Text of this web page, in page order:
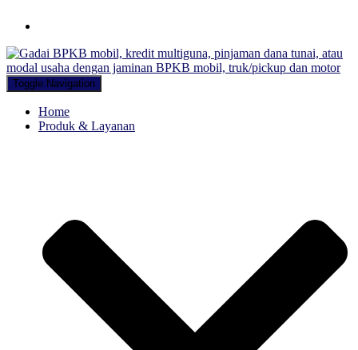
Toggle Navigation
Home
Produk & Layanan